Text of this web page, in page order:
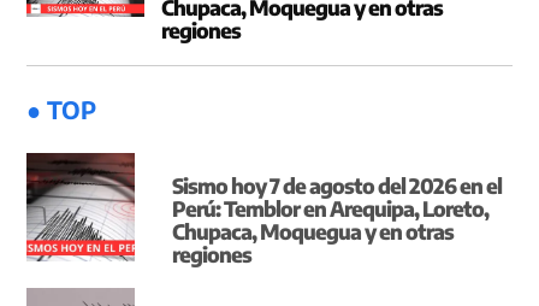
Chupaca, Moquegua y en otras
regiones
● TOP
Sismo hoy 7 de agosto del 2026 en el
Perú: Temblor en Arequipa, Loreto,
Chupaca, Moquegua y en otras
regiones